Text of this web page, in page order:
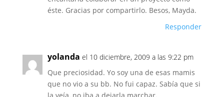
éste. Gracias por compartirlo. Besos, Mayda.
Responder
yolanda el 10 diciembre, 2009 a las 9:22 pm
Que preciosidad. Yo soy una de esas mamis
que no vio a su bb. No fui capaz. Sabía que si
la veía, no iba a dejarla marchar.